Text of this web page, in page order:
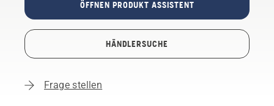
ÖFFNEN PRODUKT ASSISTENT
HÄNDLERSUCHE
Frage stellen